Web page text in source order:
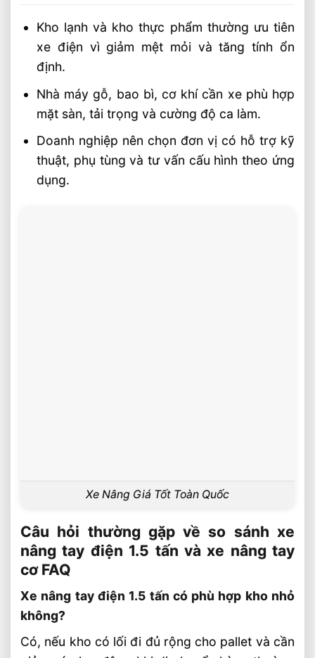
Kho lạnh và kho thực phẩm thường ưu tiên
xe điện vì giảm mệt mỏi và tăng tính ổn
định.
Nhà máy gỗ, bao bì, cơ khí cần xe phù hợp
mặt sàn, tải trọng và cường độ ca làm.
Doanh nghiệp nên chọn đơn vị có hỗ trợ kỹ
thuật, phụ tùng và tư vấn cấu hình theo ứng
dụng.
Xe Nâng Giá Tốt Toàn Quốc
Câu hỏi thường gặp về so sánh xe
nâng tay điện 1.5 tấn và xe nâng tay
cơ FAQ
Xe nâng tay điện 1.5 tấn có phù hợp kho nhỏ
không?
Có, nếu kho có lối đi đủ rộng cho pallet và cần